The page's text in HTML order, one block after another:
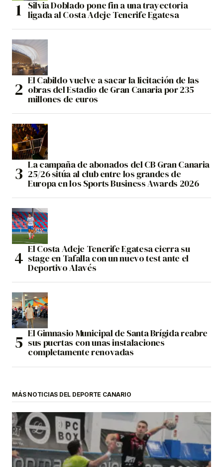
Silvia Doblado pone fin a una trayectoria
ligada al Costa Adeje Tenerife Egatesa
El Cabildo vuelve a sacar la licitación de las
obras del Estadio de Gran Canaria por 235
millones de euros
La campaña de abonados del CB Gran Canaria
25/26 sitúa al club entre los grandes de
Europa en los Sports Business Awards 2026
El Costa Adeje Tenerife Egatesa cierra su
stage en Tafalla con un nuevo test ante el
Deportivo Alavés
El Gimnasio Municipal de Santa Brígida reabre
sus puertas con unas instalaciones
completamente renovadas
MÁS NOTICIAS DEL DEPORTE CANARIO